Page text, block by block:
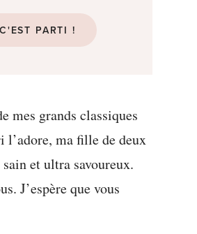
C'EST PARTI !
mes grands classiques
l’adore, ma fille de deux
et ultra savoureux.
J’espère que vous